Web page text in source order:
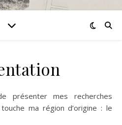
ma région d’origine : le